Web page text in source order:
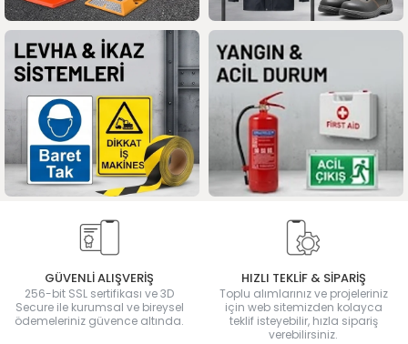
GÜVENLİ ALIŞVERİŞ
256-bit SSL sertifikası ve 3D
Secure ile kurumsal ve bireysel
ödemeleriniz güvence altında.
HIZLI TEKLİF & SİPARİŞ
Toplu alımlarınız ve projeleriniz
için web sitemizden kolayca
teklif isteyebilir, hızla sipariş
verebilirsiniz.